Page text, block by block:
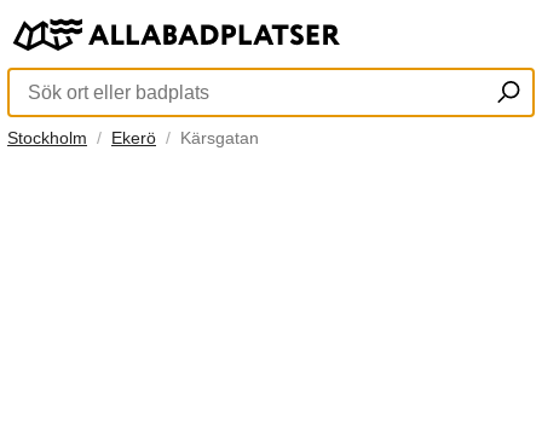
Stockholm Ekerö Kärsgatan